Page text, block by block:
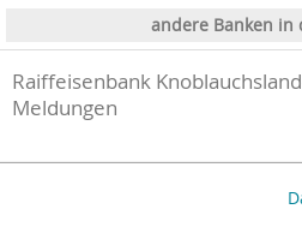
andere Banken in
Raiffeisenbank
Meldungen